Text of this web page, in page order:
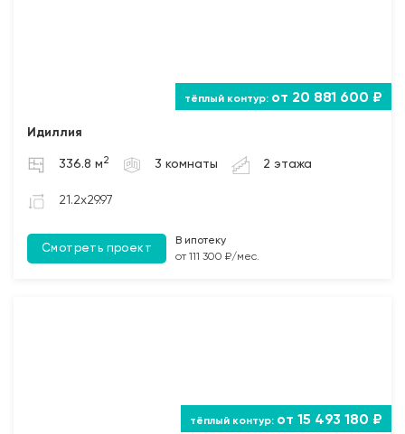
от 20 881 600 ₽
Идиллия
336.8 м 2 3 комнаты 2 этажа
21.2x29.97
Смотреть проект
В ипотеку
от 111 300 ₽/мес.
от 15 493 180 ₽